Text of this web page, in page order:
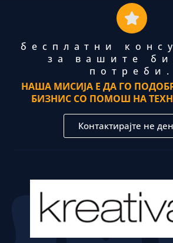
бесплатни
за вашите
потреби.
НАША МИСИЈА Е ДА ГО
БИЗНИС СО ПОМОШ НА
Контактирајте не